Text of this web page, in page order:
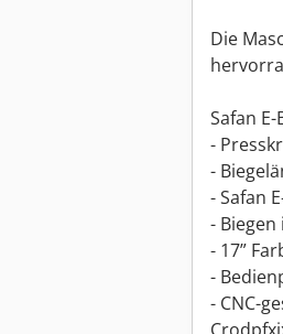
Die
Safan
-
-
- Safan
-
- 17”
-
- CNC-